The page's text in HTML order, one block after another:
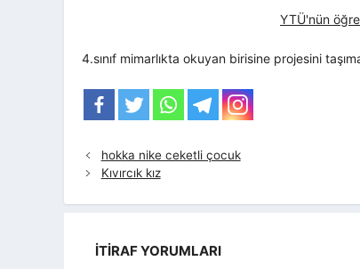
YTÜ'nün
4.sınıf mimarlıkta okuyan birisine projesini
hokka nike ceketli çocuk
Kıvırcık kız
İTIRAF YORUMLARI